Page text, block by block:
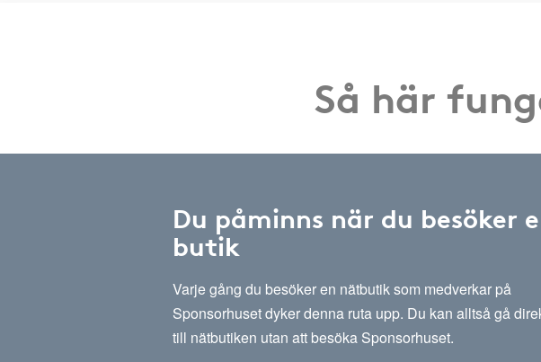
Så här
Du påminns när du besöker
butik
Varje gång du besöker en nätbutik som medverkar på
Sponsorhuset dyker denna ruta upp. Du kan alltså gå
till nätbutiken utan att besöka Sponsorhuset.